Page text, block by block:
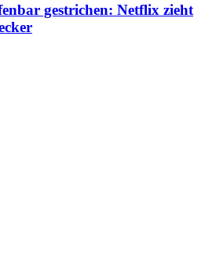
gestrichen: Netflix zieht